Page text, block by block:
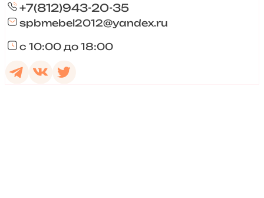
+7(812)943-20-35
spbmebel2012@yandex.ru
с 10:00 до 18:00